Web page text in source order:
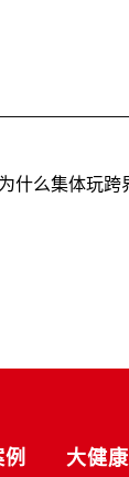
什么集体玩跨
大健